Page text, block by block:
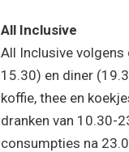
All Inclusive
All Inclusive
15.30) en diner
koffie, thee en
dranken van 10.30-
consumpties na